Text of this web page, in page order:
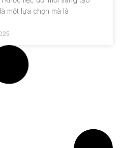
một lựa chọn mà là